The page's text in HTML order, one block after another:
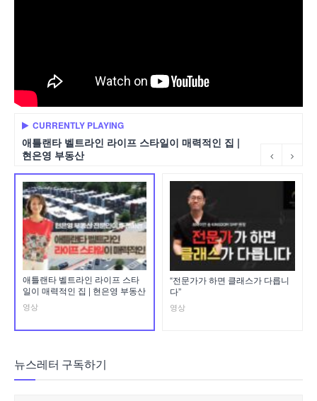
CURRENTLY PLAYING
애틀랜타 벨트라인 라이프 스타일이 매력적인 집 |
현은영 부동산
애틀랜타 벨트라인 라이프 스타
일이 매력적인 집 | 현은영 부동산
영상
“전문가가 하면 클래스가 다릅니
다”
영상
뉴스레터 구독하기